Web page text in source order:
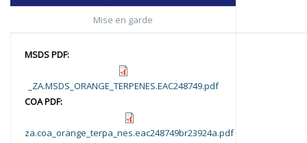
Mise en garde
MSDS PDF:
_ZA.MSDS_ORANGE_TERPENES.EAC248749.pdf
COA PDF:
za.coa_orange_terpa_nes.eac248749br23924a.pdf